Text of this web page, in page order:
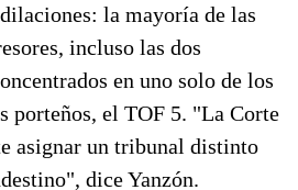
la mayoría de las
incluso las dos
en uno solo de los
porteños, el TOF 5. "La Corte
asignar un tribunal distinto
dice Yanzón.